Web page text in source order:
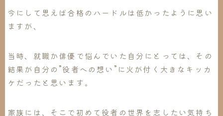
今にして思えば合格のハードルは低かったように思い
ますが、
当時、就職か俳優で悩んでいた自分にとっては、その
結果が自分の ”役者への想い”に火が付く大きなキッカ
ケ だったと思います。
家族には、そこで初めて役者の世界を志したい気持ち